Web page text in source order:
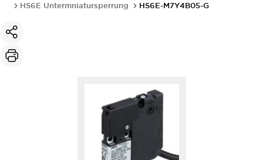
HS6E Untermniatursperrung
HS6E-M7Y4B05-G